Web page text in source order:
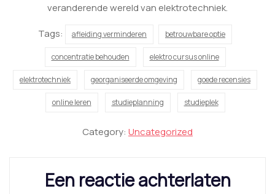
veranderende wereld van elektrotechniek.
Tags:
afleiding verminderen betrouwbare optie
concentratie behouden elektro cursus online
elektrotechniek georganiseerde omgeving goede recensies
online leren studieplanning studieplek
Category: Uncategorized
Een reactie achterlaten